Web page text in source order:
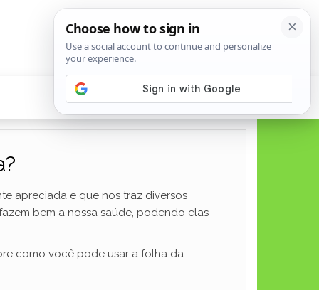
apreciada e que nos traz diversos
bem a nossa saúde, podendo elas
como você pode usar a folha da